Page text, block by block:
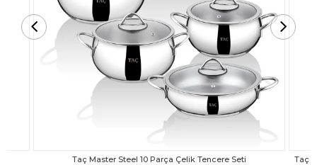
Taç Carabella Döküm Cam Kapak 7 Parça Tencere Seti Siyah